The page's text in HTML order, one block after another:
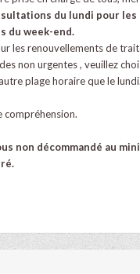
du lundi pour les
du week-end.
les renouvellements de
non urgentes , veuillez
plage horaire que le lundi.
non décommandé au